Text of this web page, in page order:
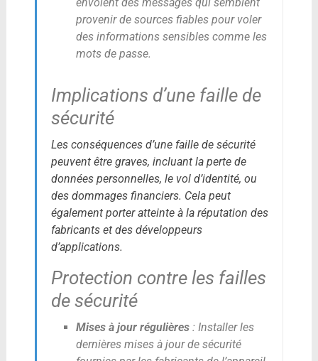
provenir de sources fiables pour voler
des informations sensibles comme les
mots de passe.
Implications d’une faille de
sécurité
Les conséquences d’une faille de sécurité
peuvent être graves, incluant la perte de
données personnelles, le vol d’identité, ou
des dommages financiers. Cela peut
également porter atteinte à la réputation des
fabricants et des développeurs
d’applications.
Protection contre les failles
de sécurité
Mises à jour régulières: Installer les
dernières mises à jour de sécurité